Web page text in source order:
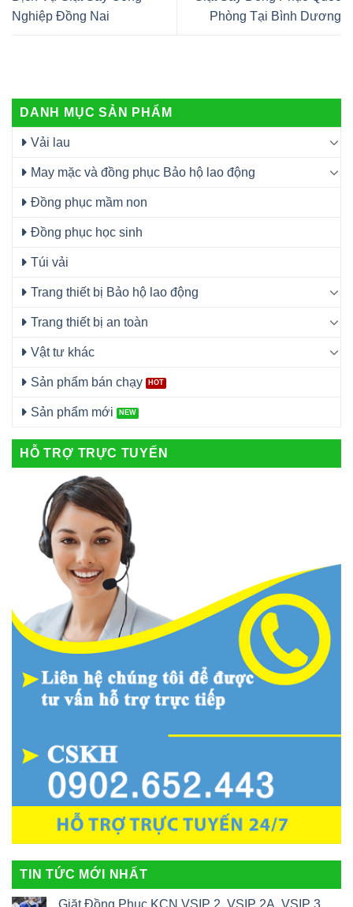
Nghiệp Đồng Nai
Phòng Tại Bình Dương
DANH MỤC SẢN PHẨM
Vải lau
May mặc và đồng phục Bảo hộ lao động
Đồng phục mầm non
Đồng phục học sinh
Túi vải
Trang thiết bị Bảo hộ lao động
Trang thiết bị an toàn
Vật tư khác
Sản phẩm bán chạy
Sản phẩm mới
HỖ TRỢ TRỰC TUYẾN
TIN TỨC MỚI NHẤT
Giặt Đồng Phục KCN VSIP 2, VSIP 2A, VSIP 3